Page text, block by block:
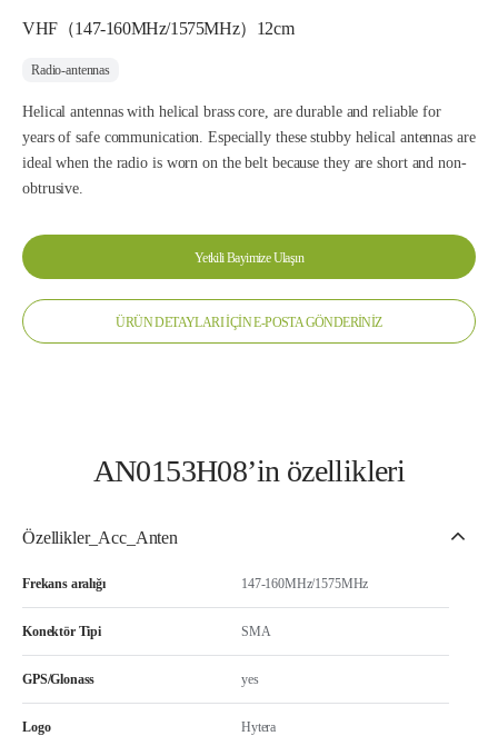
VHF（147-160MHz/1575MHz）12cm
Radio-antennas
Helical antennas with helical brass core, are durable and reliable for
years of safe communication. Especially these stubby helical antennas are
ideal when the radio is worn on the belt because they are short and non-
obtrusive.
Yetkili Bayimize Ulaşın
ÜRÜN DETAYLARI İÇİN E-POSTA GÖNDERİNİZ
AN0153H08’in özellikleri
Özellikler_Acc_Anten
Frekans aralığı 147-160MHz/1575MHz
Konektör Tipi SMA
GPS/Glonass yes
Logo Hytera